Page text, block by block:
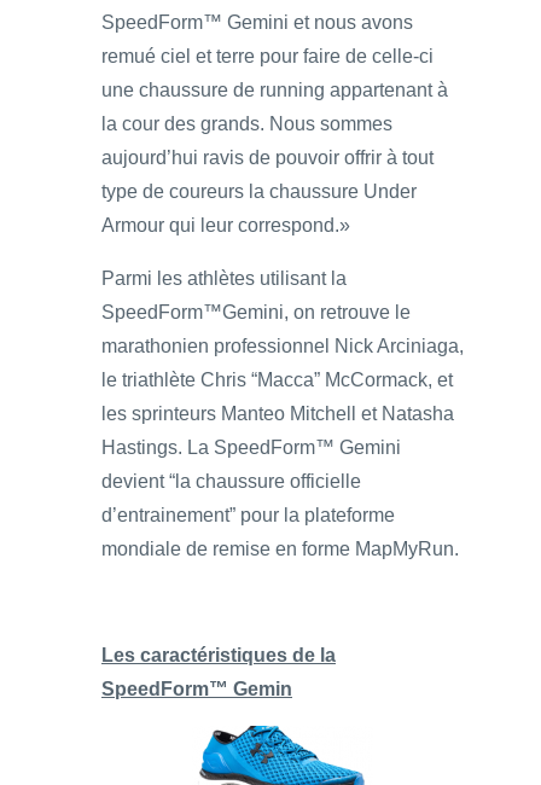
SpeedForm™ Gemini et nous avons
remué ciel et terre pour faire de celle-ci
une chaussure de running appartenant à
la cour des grands. Nous sommes
aujourd’hui ravis de pouvoir offrir à tout
type de coureurs la chaussure Under
Armour qui leur correspond.»
Parmi les athlètes utilisant la
SpeedForm™Gemini, on retrouve le
marathonien professionnel Nick Arciniaga,
le triathlète Chris “Macca” McCormack, et
les sprinteurs Manteo Mitchell et Natasha
Hastings. La SpeedForm™ Gemini
devient “la chaussure officielle
d’entrainement” pour la plateforme
mondiale de remise en forme MapMyRun.
Les caractéristiques de la
SpeedForm™ Gemin